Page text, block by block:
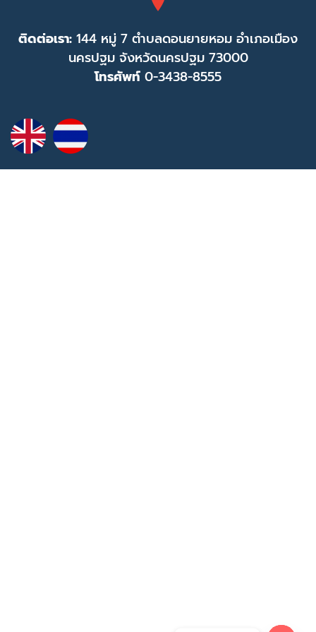
ติดต่อเรา: 144 หมู่ 7 ตำบลดอนยายหอม อำเภอเมือง
นครปฐม จังหวัดนครปฐม 73000
โทรศัพท์ 0-3438-8555